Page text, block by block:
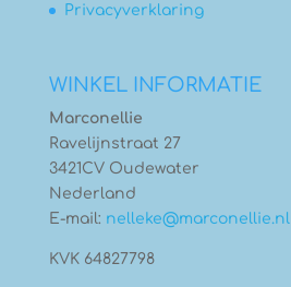
Privacyverklaring
WINKEL INFORMATIE
Marconellie
Ravelijnstraat 27
3421CV Oudewater
Nederland
E-mail: nelleke@marconellie.nl
KVK 64827798